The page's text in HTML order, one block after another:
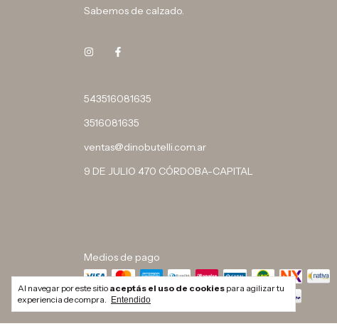
Al navegar por este sitio aceptás el uso de cookies para agilizar tu
experiencia de compra.
Entendido
Sabemos de calzado.
543516081635
3516081635
ventas@dinobutelli.com.ar
9 DE JULIO 470 CÓRDOBA-CAPITAL
Medios de pago